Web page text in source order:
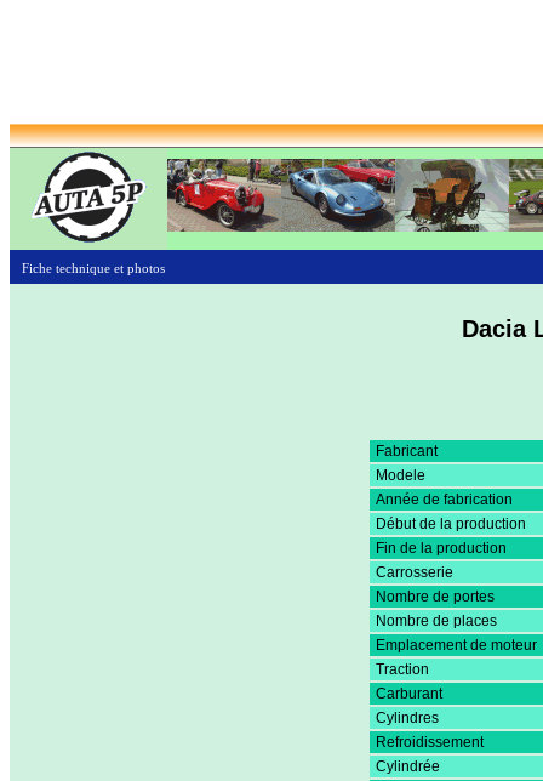
Fiche technique et photos
Dacia
Fabricant
Modele
Année de fabrication
Début de la production
Fin de la production
Carrosserie
Nombre de portes
Nombre de places
Emplacement de moteur
Traction
Carburant
Cylindres
Refroidissement
Cylindrée